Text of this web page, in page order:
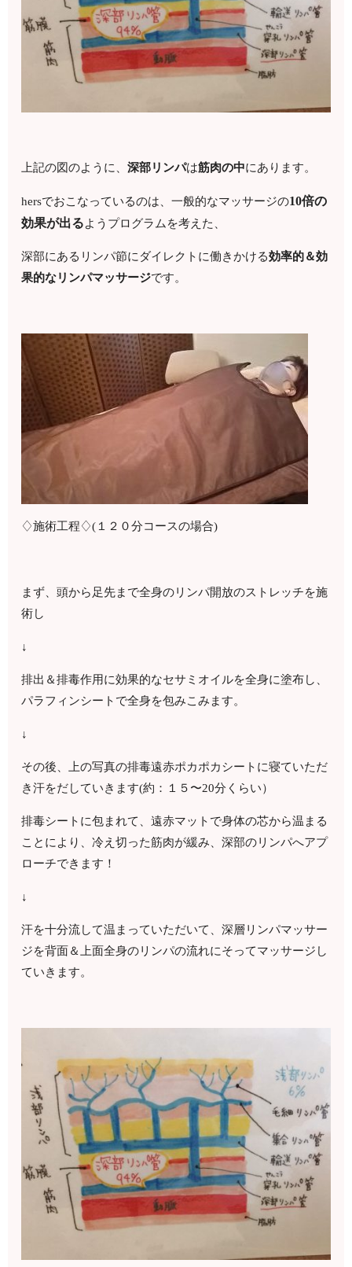
上記の図のように、深部リンパは筋肉の中にあります。
hersでおこなっているのは、一般的なマッサージの10倍の
効果が出るようプログラムを考えた、
深部にあるリンパ節にダイレクトに働きかける効率的＆効
果的なリンパマッサージです。
♢施術工程♢(１２０分コースの場合)
まず、頭から足先まで全身のリンパ開放のストレッチを施
術し
↓
排出＆排毒作用に効果的なセサミオイルを全身に塗布し、
パラフィンシートで全身を包みこみます。
↓
その後、上の写真の排毒遠赤ポカポカシートに寝ていただ
き汗をだしていきます(約：１５〜20分くらい）
排毒シートに包まれて、遠赤マットで身体の芯から温まる
ことにより、冷え切った筋肉が緩み、深部のリンパへアプ
ローチできます！
↓
汗を十分流して温まっていただいて、深層リンパマッサー
ジを背面＆上面全身のリンパの流れにそってマッサージし
ていきます。